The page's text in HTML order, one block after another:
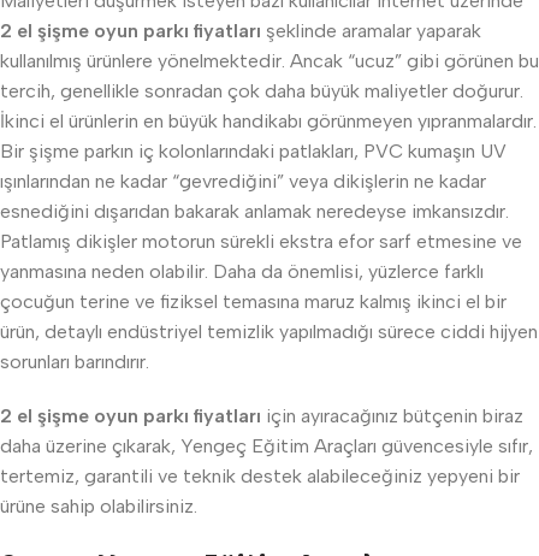
2 el şişme oyun parkı fiyatları şeklinde aramalar yaparak
kullanılmış ürünlere yönelmektedir. Ancak “ucuz” gibi görünen bu
tercih, genellikle sonradan çok daha büyük maliyetler doğurur.
İkinci el ürünlerin en büyük handikabı görünmeyen yıpranmalardır.
Bir şişme parkın iç kolonlarındaki patlakları, PVC kumaşın UV
ışınlarından ne kadar “gevrediğini” veya dikişlerin ne kadar
esnediğini dışarıdan bakarak anlamak neredeyse imkansızdır.
Patlamış dikişler motorun sürekli ekstra efor sarf etmesine ve
yanmasına neden olabilir. Daha da önemlisi, yüzlerce farklı
çocuğun terine ve fiziksel temasına maruz kalmış ikinci el bir
ürün, detaylı endüstriyel temizlik yapılmadığı sürece ciddi hijyen
sorunları barındırır.
2 el şişme oyun parkı fiyatları için ayıracağınız bütçenin biraz
daha üzerine çıkarak, Yengeç Eğitim Araçları güvencesiyle sıfır,
tertemiz, garantili ve teknik destek alabileceğiniz yepyeni bir
ürüne sahip olabilirsiniz.